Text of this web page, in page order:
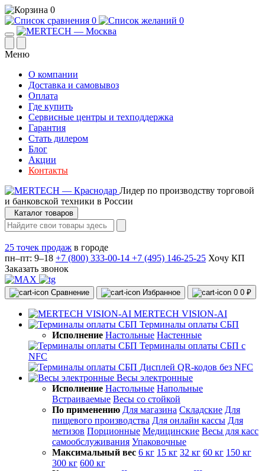
0
0
0
Меню
О компании
Доставка и самовывоз
Оплата
Где купить
Сервисные центры и техподдержка
Гарантия
Стать дилером
Блог
Акции
Контакты
Лидер по производству торговой
и банковской техники в России
Каталог товаров
25 точек продаж в городе
пн–пт: 9–18 +7 (800) 333-00-14 +7 (495) 146-25-25 Хочу КП
Заказать звонок
Сравнение Избранное 0 0 ₽
MERTECH VISION-AI
Терминалы оплаты СБП
Исполнение Настольные Настенные
Терминалы оплаты СБП с
NFC
Дисплей QR-кодов без NFC
Весы электронные
Исполнение Настольные Напольные
Встраиваемые Весы со стойкой
По применению Для магазина Складские Для
пищевого производства Для онлайн кассы Для
метизов Порционные Медицинские Весы для касс
самообслуживания Упаковочные
Максимальный вес 6 кг 15 кг 32 кг 60 кг 150 кг
300 кг 600 кг